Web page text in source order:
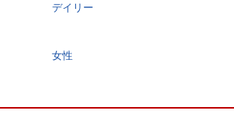
デイリー
女性